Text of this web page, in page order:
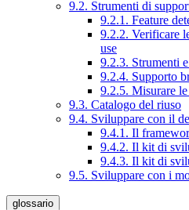
9.2. Strumenti di
9.2.1. Feature
9.2.2. Verificare
use
9.2.3. Strumenti
9.2.4. Supporto
9.2.5. Misurare
9.3. Catalogo del riuso
9.4. Sviluppare con il
9.4.1. Il
9.4.2. Il kit di
9.4.3. Il kit di
9.5. Sviluppare con i
glossario